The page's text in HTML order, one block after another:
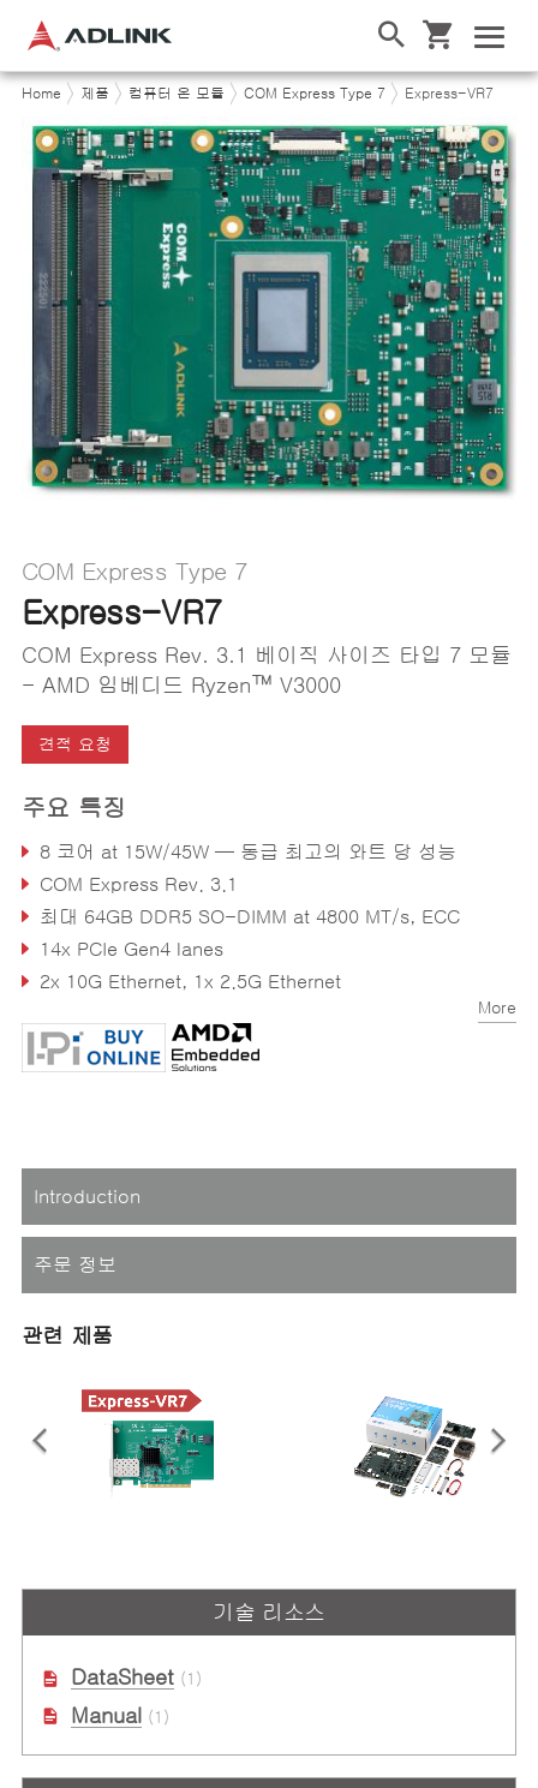
Home 제품 컴퓨터 온 모듈 COM Express Type 7 Express-VR7
COM Express Type 7
Express-VR7
COM Express Rev. 3.1 베이직 사이즈 타입 7 모듈
- AMD 임베디드 Ryzen™ V3000
견적 요청
주요 특징
8 코어 at 15W/45W — 동급 최고의 와트 당 성능
COM Express Rev. 3.1
최대 64GB DDR5 SO-DIMM at 4800 MT/s, ECC
14x PCIe Gen4 lanes
2x 10G Ethernet, 1x 2.5G Ethernet
More
Introduction
주문 정보
관련 제품
COM Express Type 7 10GbE SFP+
COM Express Type 7 Prototyping
기술 리소스
DataSheet(1)
Manual (1)